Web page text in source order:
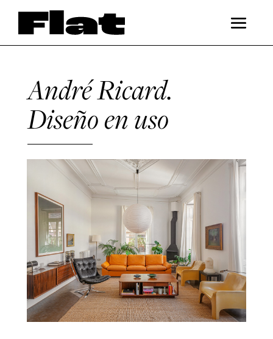
André Ricard.
Diseño en uso